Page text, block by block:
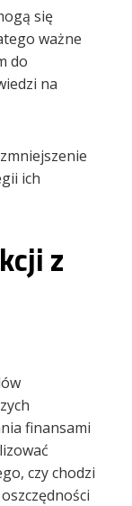
się
ważne
do
na
ich
z
finansami
czy chodzi